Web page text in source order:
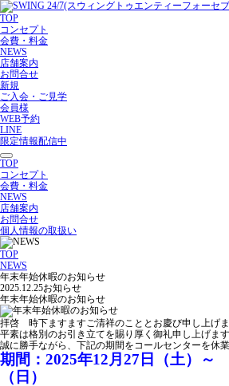
TOP
コンセプト
会費・料金
NEWS
店舗案内
お問合せ
新規
ご入会・ご見学
会員様
WEB予約
LINE
限定情報配信中
TOP
コンセプト
会費・料金
NEWS
店舗案内
お問合せ
個人情報の取扱い
TOP
NEWS
年末年始休暇のお知らせ
2025.12.25お知らせ
年末年始休暇のお知らせ
拝啓 時下ますますご清祥のこととお慶び申し上げま
平素は格別のお引き立てを賜り厚く御礼申し上げます
誠に勝手ながら、下記の期間をコールセンターを休
期間：2025年12月27日（土）～
（日）